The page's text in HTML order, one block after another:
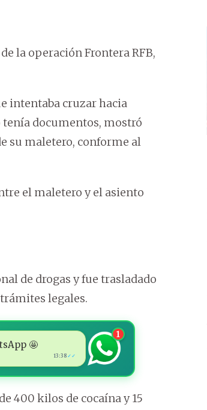
la operación Frontera RFB,
intentaba cruzar hacia
documentos, mostró
su maletero, conforme al
el maletero y el asiento
de drogas y fue trasladado
legales.
🤩
13:38 ✓✓
1
400 kilos de cocaína y 15